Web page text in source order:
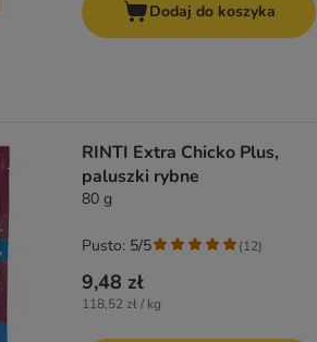
Dodaj do koszyka
RINTI Extra Chicko Plus,
paluszki rybne
80 g
9,48 zł
118,52 zł / kg
Pusto: 5/5 (12)